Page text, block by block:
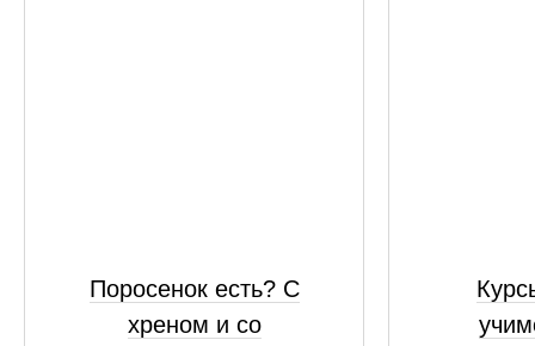
Поросенок есть? С
хреном и со